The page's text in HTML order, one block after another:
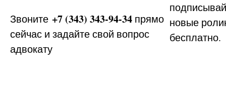
Звоните +7 (343) 343-94-34 прямо
сейчас и задайте свой вопрос
адвокату
новые
бесплатно.